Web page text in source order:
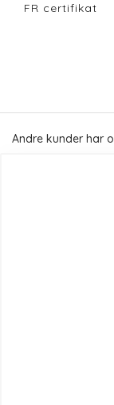
FR certifikat
Andre kunder har